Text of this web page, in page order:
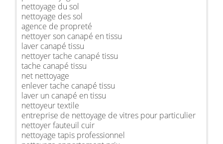
nettoyage du sol
nettoyage des sol
agence de propreté
nettoyer son canapé en tissu
laver canapé tissu
nettoyer tache canapé tissu
tache canapé tissu
net nettoyage
enlever tache canapé tissu
laver un canapé en tissu
nettoyeur textile
entreprise de nettoyage de vitres pour particulier
nettoyer fauteuil cuir
nettoyage tapis professionnel